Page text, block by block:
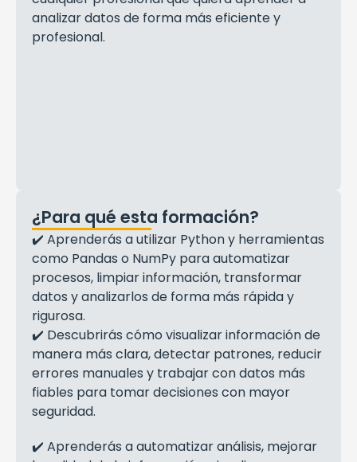
analizar datos de forma más eficiente y
profesional.
¿Para qué esta formación?
✔️ Aprenderás a utilizar Python y herramientas
como Pandas o NumPy para automatizar
procesos, limpiar información, transformar
datos y analizarlos de forma más rápida y
rigurosa.
✔️ Descubrirás cómo visualizar información de
manera más clara, detectar patrones, reducir
errores manuales y trabajar con datos más
fiables para tomar decisiones con mayor
seguridad.
✔️ Aprenderás a automatizar análisis, mejorar